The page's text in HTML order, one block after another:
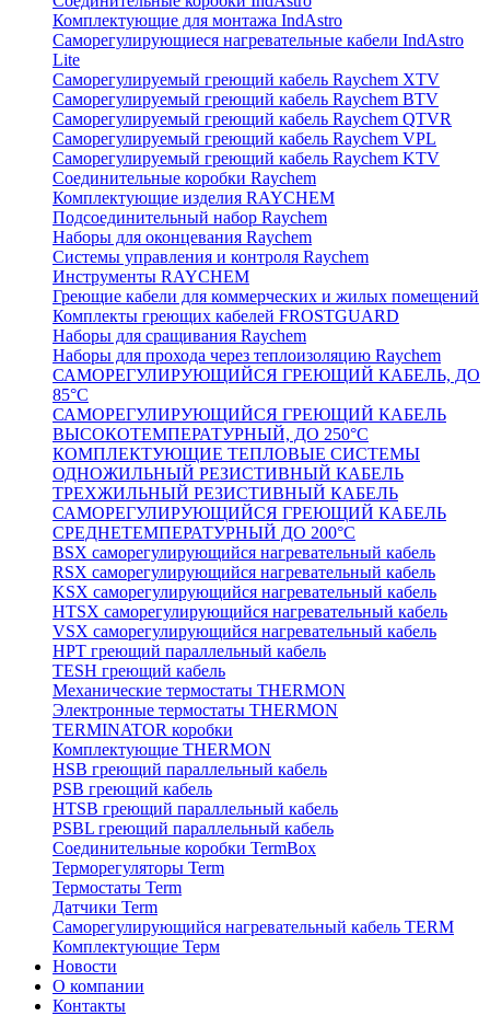
Комплектующие для монтажа IndAstro
Саморегулирующиеся нагревательные кабели IndAstro
Lite
Саморегулируемый греющий кабель Raychem XTV
Саморегулируемый греющий кабель Raychem BTV
Саморегулируемый греющий кабель Raychem QTVR
Саморегулируемый греющий кабель Raychem VPL
Саморегулируемый греющий кабель Raychem KTV
Соединительные коробки Raychem
Комплектующие изделия RAYCHEM
Подсоединительный набор Raychem
Наборы для оконцевания Raychem
Системы управления и контроля Raychem
Инструменты RAYCHEM
Греющие кабели для коммерческих и жилых помещений
Комплекты греющих кабелей FROSTGUARD
Наборы для сращивания Raychem
Наборы для прохода через теплоизоляцию Raychem
САМОРЕГУЛИРУЮЩИЙСЯ ГРЕЮЩИЙ КАБЕЛЬ, ДО
85°С
САМОРЕГУЛИРУЮЩИЙСЯ ГРЕЮЩИЙ КАБЕЛЬ
ВЫСОКОТЕМПЕРАТУРНЫЙ, ДО 250°С
КОМПЛЕКТУЮЩИЕ ТЕПЛОВЫЕ СИСТЕМЫ
ОДНОЖИЛЬНЫЙ РЕЗИСТИВНЫЙ КАБЕЛЬ
ТРЕХЖИЛЬНЫЙ РЕЗИСТИВНЫЙ КАБЕЛЬ
САМОРЕГУЛИРУЮЩИЙСЯ ГРЕЮЩИЙ КАБЕЛЬ
СРЕДНЕТЕМПЕРАТУРНЫЙ ДО 200°С
BSX саморегулирующийся нагревательный кабель
RSX саморегулирующийся нагревательный кабель
KSX саморегулирующийся нагревательный кабель
HTSX саморегулирующийся нагревательный кабель
VSX саморегулирующийся нагревательный кабель
НРТ греющий параллельный кабель
TESH греющий кабель
Механические термостаты THERMON
Электронные термостаты THERMON
TERMINATOR коробки
Комплектующие THERMON
HSB греющий параллельный кабель
PSB греющий кабель
HTSB греющий параллельный кабель
PSBL греющий параллельный кабель
Соединительные коробки TermBox
Терморегуляторы Term
Термостаты Term
Датчики Term
Саморегулирующийся нагревательный кабель TERM
Комплектующие Терм
Новости
О компании
Контакты